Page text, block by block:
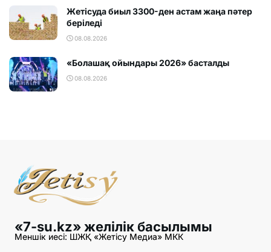
Жетісуда биыл 3300-ден астам жаңа пәтер
беріледі
08.08.2026
«Болашақ ойындары 2026» басталды
08.08.2026
«7-su.kz» желілік басылымы
Меншік иесі: ШЖҚ «Жетісу Медиа» МКК